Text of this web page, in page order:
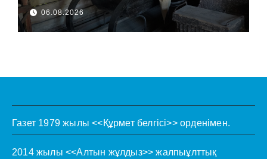
06.08.2026
Газет 1979 жылы <<Құрмет белгісі>> орденімен.
2014 жылы <<Алтын жұлдыз>> жалпыұлттық